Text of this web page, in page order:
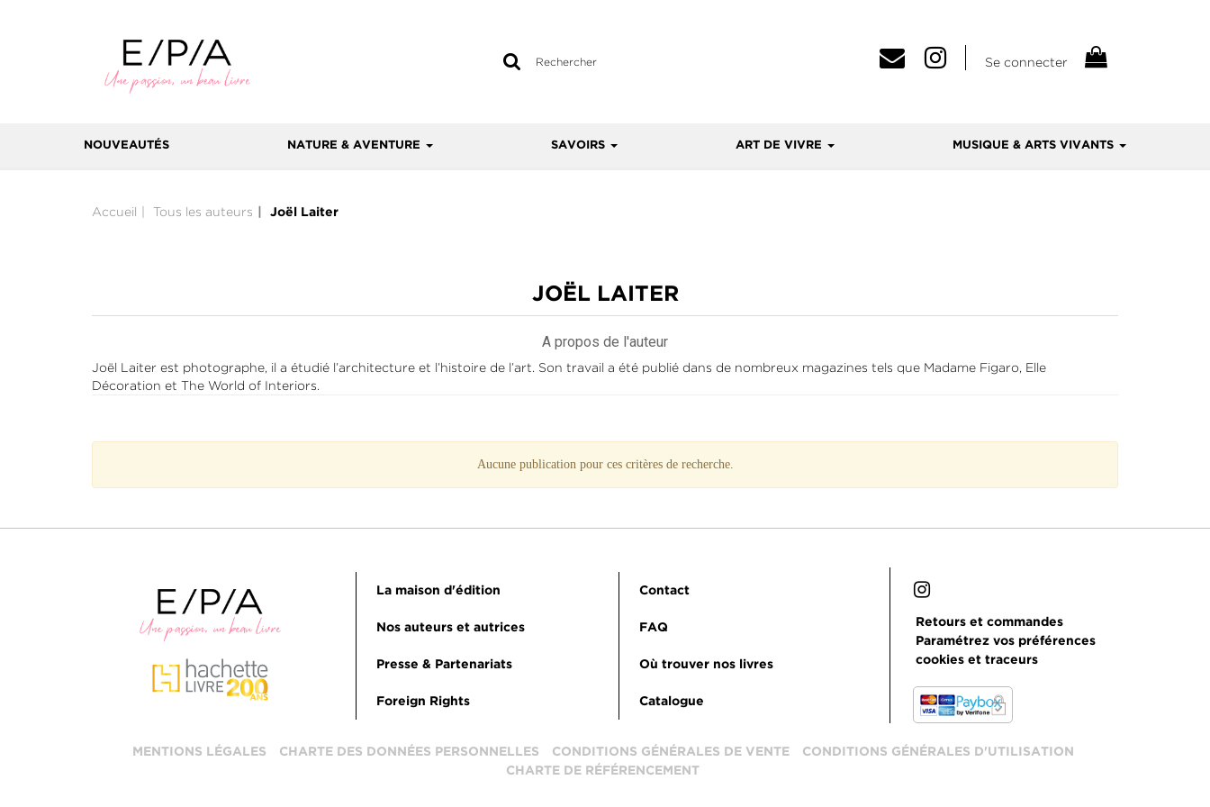
Rechercher
Se connecter
NOUVEAUTÉS NATURE & AVENTURE SAVOIRS ART DE VIVRE MUSIQUE & ARTS VIVANTS
Accueil Tous les auteurs Joël Laiter
JOËL LAITER
A propos de l'auteur
Joël Laiter est photographe, il a étudié l’architecture et l’histoire de l’art. Son travail a été publié dans de nombreux magazines tels que Madame Figaro, Elle
Décoration et The World of Interiors.
Aucune publication pour ces critères de recherche.
La maison d'édition
Nos auteurs et autrices
Presse & Partenariats
Foreign Rights
Contact
FAQ
Où trouver nos livres
Catalogue
Retours et commandes
Paramétrez vos préférences
cookies et traceurs
MENTIONS LÉGALES CHARTE DES DONNÉES PERSONNELLES CONDITIONS GÉNÉRALES DE VENTE
CONDITIONS GÉNÉRALES D'UTILISATION
CHARTE DE RÉFÉRENCEMENT